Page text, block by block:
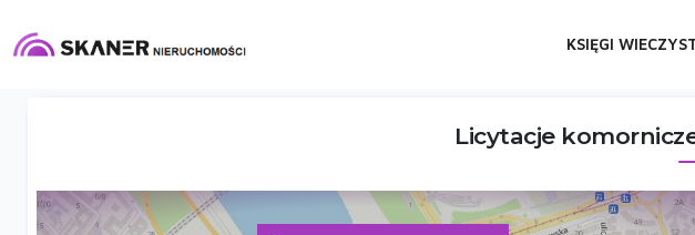
KSIĘGI
Licytacje